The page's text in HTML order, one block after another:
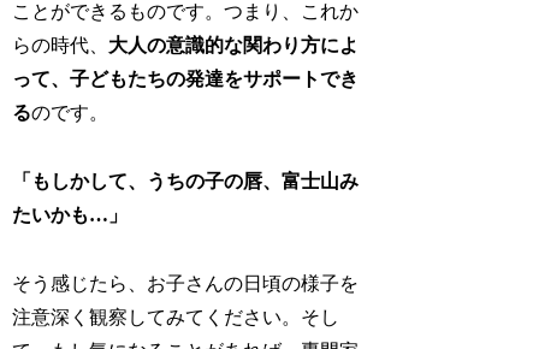
ことができるものです。つまり、これか
らの時代、 大人の意識的な関わり方によ
って、子どもたちの発達をサポートでき
るのです。
「もしかして、うちの子の唇、富士山み
たいかも…」
そう感じたら、お子さんの日頃の様子を
注意深く観察してみてください。そし